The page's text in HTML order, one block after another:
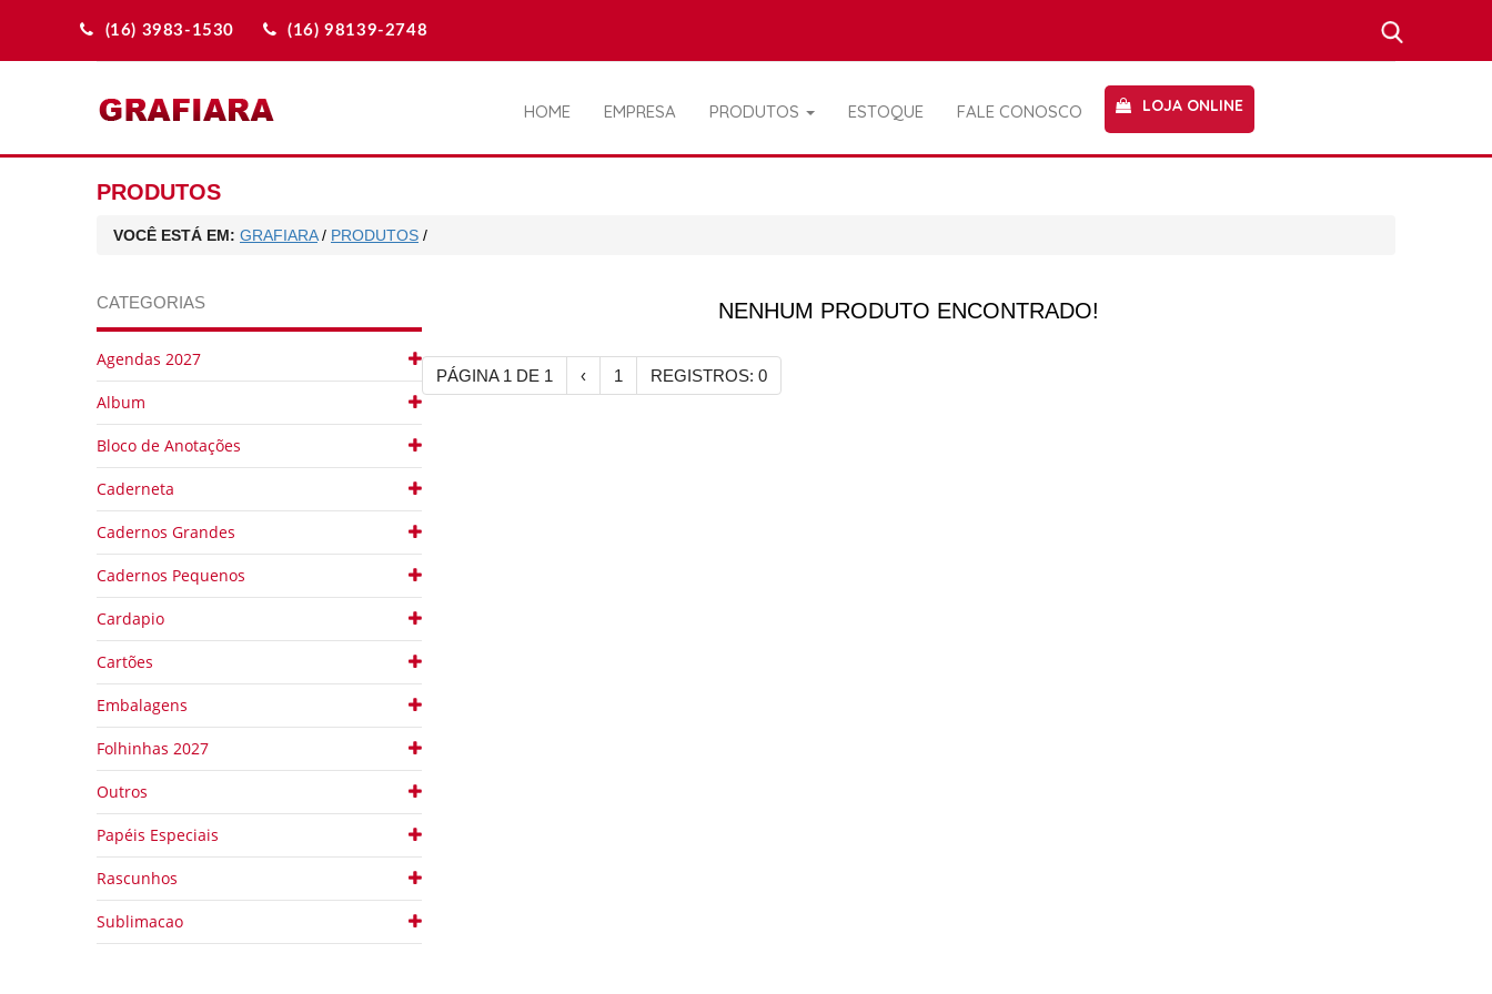
(16) 3983-1530 (16) 98139-2748
HOME EMPRESA PRODUTOS ESTOQUE FALE CONOSCO LOJA ONLINE
PRODUTOS
VOCÊ ESTÁ EM: GRAFIARA/ PRODUTOS /
CATEGORIAS
Agendas 2027
Album
Bloco de Anotações
Caderneta
Cadernos Grandes
Cadernos Pequenos
Cardapio
Cartões
Embalagens
Folhinhas 2027
Outros
Papéis Especiais
Rascunhos
Sublimacao
NENHUM PRODUTO ENCONTRADO!
PÁGINA 1 DE 1 ‹ 1 REGISTROS: 0